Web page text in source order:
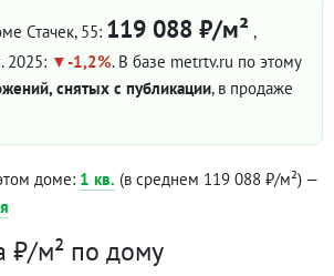
Стачек, 55: 119 088 ₽/м² ,
2025:
-1,2%. В базе metrtv.ru по этому
снятых с публикации, в продаже
доме: 1 кв. (в среднем 119 088 ₽/м²) —
₽/м² по дому